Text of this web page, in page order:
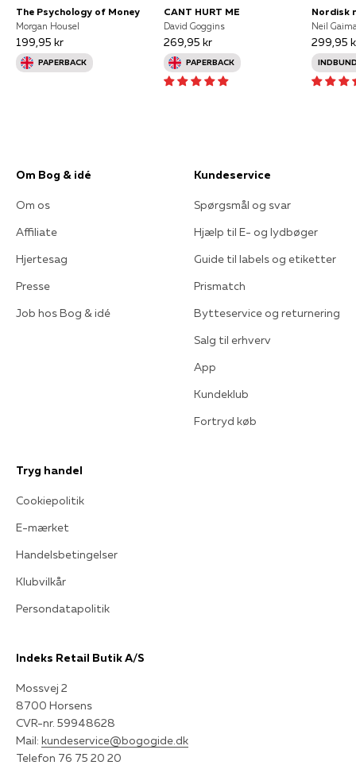
The Psychology of Money
Morgan Housel
199,95 kr
PAPERBACK
CANT HURT ME
David Goggins
269,95 kr
PAPERBACK
Nordisk
Neil
299,95
Om Bog & idé
Om os
Affiliate
Hjertesag
Presse
Job hos Bog & idé
Kundeservice
Spørgsmål og svar
Hjælp til E- og lydbøger
Guide til labels og etiketter
Prismatch
Bytteservice og returnering
Salg til erhverv
App
Kundeklub
Fortryd køb
Tryg handel
Cookiepolitik
E-mærket
Handelsbetingelser
Klubvilkår
Persondatapolitik
Indeks Retail Butik A/S
Mossvej 2
8700 Horsens
CVR-nr. 59948628
Mail: kundeservice@bogogide.dk
Telefon 76 75 20 20